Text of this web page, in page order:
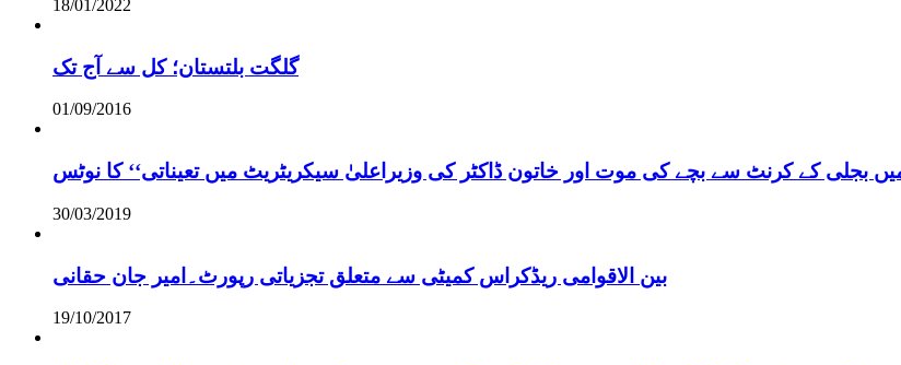
18/01/2022
گلگت بلتستان؛ کل سے آج تک
01/09/2016
بجلی کے کرنٹ سے بچے کی موت اور خاتون ڈاکٹر کی وزیراعلیٰ سیکریٹریٹ میں تعیناتی‘‘ کا نوٹس
30/03/2019
بین الاقوامی ریڈکراس کمیٹی سے متعلق تجزیاتی رپورٹ۔امیر جان حقانی
19/10/2017